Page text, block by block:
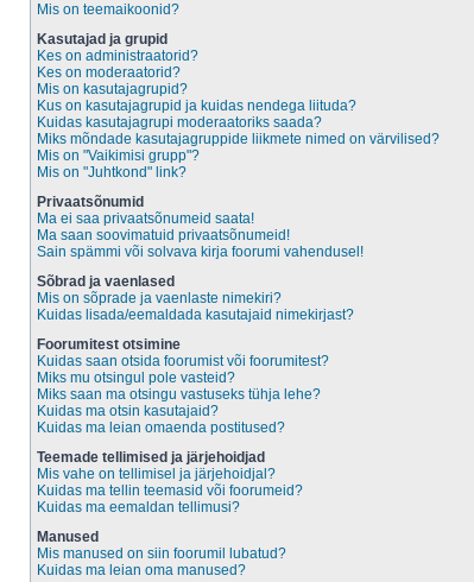
Mis on teemaikoonid?
Kasutajad ja grupid
Kes on administraatorid?
Kes on moderaatorid?
Mis on kasutajagrupid?
Kus on kasutajagrupid ja kuidas nendega liituda?
Kuidas kasutajagrupi moderaatoriks saada?
Miks mõndade kasutajagruppide liikmete nimed on värvilised?
Mis on "Vaikimisi grupp"?
Mis on "Juhtkond" link?
Privaatsõnumid
Ma ei saa privaatsõnumeid saata!
Ma saan soovimatuid privaatsõnumeid!
Sain spämmi või solvava kirja foorumi vahendusel!
Sõbrad ja vaenlased
Mis on sõprade ja vaenlaste nimekiri?
Kuidas lisada/eemaldada kasutajaid nimekirjast?
Foorumitest otsimine
Kuidas saan otsida foorumist või foorumitest?
Miks mu otsingul pole vasteid?
Miks saan ma otsingu vastuseks tühja lehe?
Kuidas ma otsin kasutajaid?
Kuidas ma leian omaenda postitused?
Teemade tellimised ja järjehoidjad
Mis vahe on tellimisel ja järjehoidjal?
Kuidas ma tellin teemasid või foorumeid?
Kuidas ma eemaldan tellimusi?
Manused
Mis manused on siin foorumil lubatud?
Kuidas ma leian oma manused?